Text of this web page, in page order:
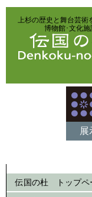
上杉の歴史と舞台芸術
博物館･文化施
展
伝国の杜 トップペ